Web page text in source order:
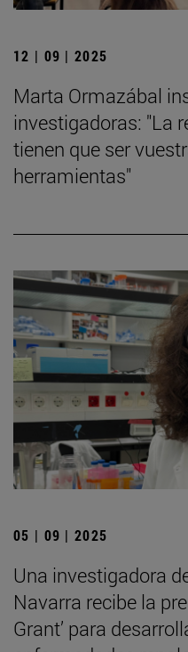
12 | 09 | 2025
Marta Ormazábal
investigadoras: "La
tienen que ser
herramientas"
05 | 09 | 2025
Una investigadora
Navarra recibe la
Grant’ para